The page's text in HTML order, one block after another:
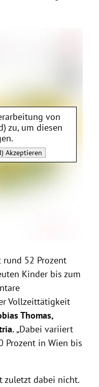
von
zu, um diesen
Akzeptieren
rund 52 Prozent
Kinder bis zum
Vollzeittätigkeit
Thomas,
„Dabei variiert
Prozent in Wien bis
zuletzt dabei nicht.